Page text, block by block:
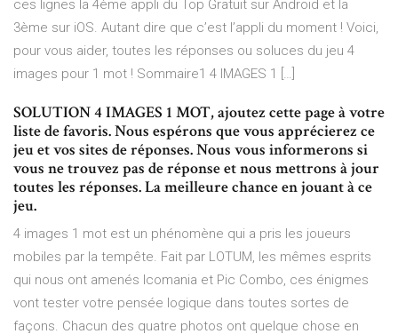
ces lignes la 4ème appli du Top Gratuit sur Android et la
3ème sur iOS. Autant dire que c’est l’appli du moment ! Voici,
pour vous aider, toutes les réponses ou soluces du jeu 4
images pour 1 mot ! Sommaire1 4 IMAGES 1 […]
SOLUTION 4 IMAGES 1 MOT, ajoutez cette page à votre
liste de favoris. Nous espérons que vous apprécierez ce
jeu et vos sites de réponses. Nous vous informerons si
vous ne trouvez pas de réponse et nous mettrons à jour
toutes les réponses. La meilleure chance en jouant à ce
jeu.
4 images 1 mot est un phénomène qui a pris les joueurs
mobiles par la tempête. Fait par LOTUM, les mêmes esprits
qui nous ont amenés Icomania et Pic Combo, ces énigmes
vont tester votre pensée logique dans toutes sortes de
façons. Chacun des quatre photos ont quelque chose en